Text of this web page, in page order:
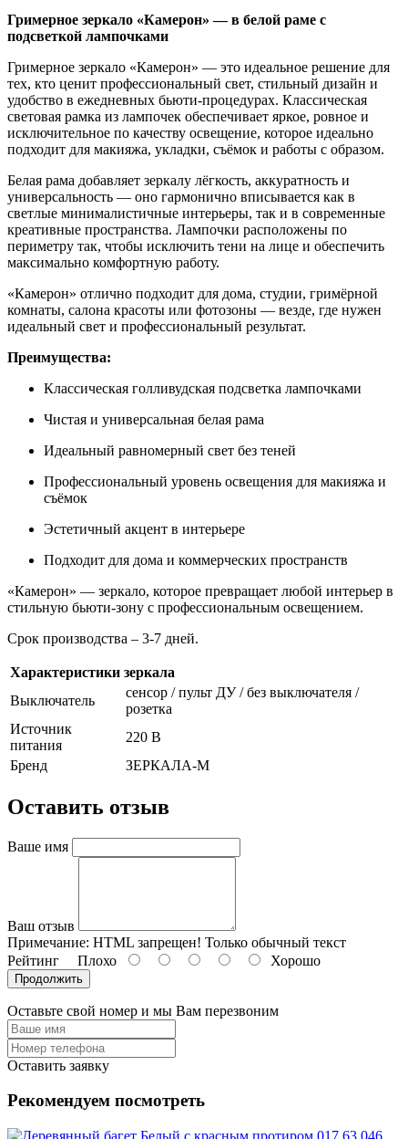
Гримерное зеркало «Камерон» — в белой раме с
подсветкой лампочками
Гримерное зеркало «Камерон» — это идеальное решение для
тех, кто ценит профессиональный свет, стильный дизайн и
удобство в ежедневных бьюти-процедурах. Классическая
световая рамка из лампочек обеспечивает яркое, ровное и
исключительное по качеству освещение, которое идеально
подходит для макияжа, укладки, съёмок и работы с образом.
Белая рама добавляет зеркалу лёгкость, аккуратность и
универсальность — оно гармонично вписывается как в
светлые минималистичные интерьеры, так и в современные
креативные пространства. Лампочки расположены по
периметру так, чтобы исключить тени на лице и обеспечить
максимально комфортную работу.
«Камерон» отлично подходит для дома, студии, гримёрной
комнаты, салона красоты или фотозоны — везде, где нужен
идеальный свет и профессиональный результат.
Преимущества:
Классическая голливудская подсветка лампочками
Чистая и универсальная белая рама
Идеальный равномерный свет без теней
Профессиональный уровень освещения для макияжа и
съёмок
Эстетичный акцент в интерьере
Подходит для дома и коммерческих пространств
«Камерон» — зеркало, которое превращает любой интерьер в
стильную бьюти-зону с профессиональным освещением.
Срок производства – 3-7 дней.
Характеристики зеркала
Выключатель
сенсор / пульт ДУ / без выключателя /
розетка
Источник
питания
220 В
Бренд
ЗЕРКАЛА-М
Оставить отзыв
Ваше имя
Ваш отзыв
Примечание: HTML запрещен! Только обычный текст
Рейтинг Плохо Хорошо
Продолжить
Оставьте свой номер и мы Вам перезвоним
Оставить заявку
Рекомендуем посмотреть